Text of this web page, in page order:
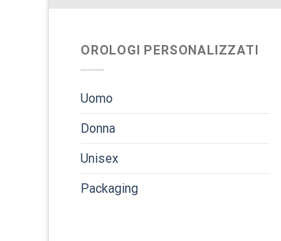
OROLOGI PERSONALIZZATI
Uomo
Donna
Unisex
Packaging